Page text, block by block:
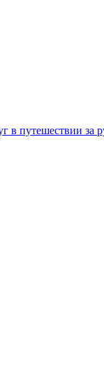
в путешествии за